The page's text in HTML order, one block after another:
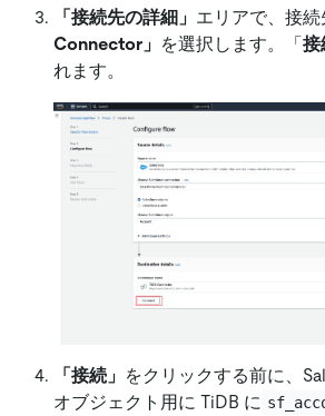
「接続先の詳細」 エリアで、接続
Connector」 を選択します。「接
れます。
「接続」 をクリックする前に、
オブジェクト用に TiDB に